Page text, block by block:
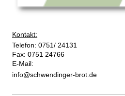
Kontakt:
Telefon: 0751/ 24131
Fax: 0751 24766
E-Mail:
info@schwendinger-brot.de